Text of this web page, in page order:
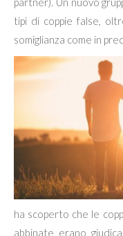
tipi di coppie false,
somiglianza come in
ha scoperto che le
abbinate erano